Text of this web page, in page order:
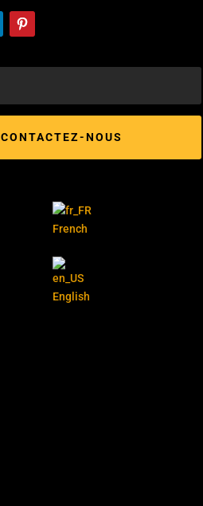
CONTACTEZ-NOUS
French
English